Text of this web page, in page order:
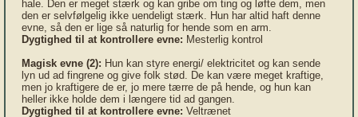
hale. Den er meget stærk og kan gribe om ting og løfte dem, men
den er selvfølgelig ikke uendeligt stærk. Hun har altid haft denne
evne, så den er lige så naturlig for hende som en arm.
Dygtighed til at kontrollere evne: Mesterlig kontrol
Magisk evne (2): Hun kan styre energi/ elektricitet og kan sende
lyn ud ad fingrene og give folk stød. De kan være meget kraftige,
men jo kraftigere de er, jo mere tærre de på hende, og hun kan
heller ikke holde dem i længere tid ad gangen.
Dygtighed til at kontrollere evne: Veltrænet